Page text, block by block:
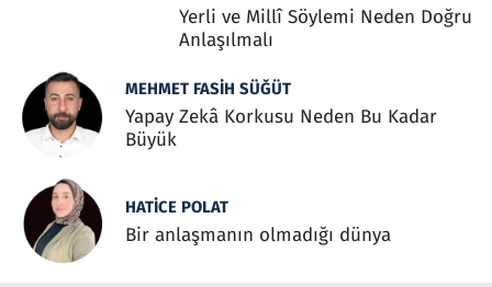
Yerli ve Millî Söylemi Neden Doğru
Anlaşılmalı
MEHMET FASIH SÜĞÜT
Yapay Zekâ Korkusu Neden Bu Kadar
Büyük
HATICE POLAT
Bir anlaşmanın olmadığı dünya